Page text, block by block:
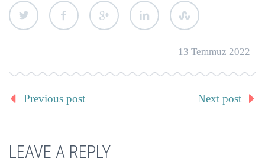
13 Temmuz 2022
Previous post Next post
LEAVE A REPLY